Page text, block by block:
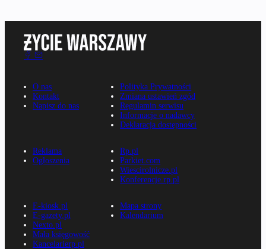
O nas
Kontakt
Napisz do nas
Polityka Prywatności
Zmiana ustawień zgód
Regulamin serwisu
Informacje o nadawcy
Deklaracja dostępności
Reklama
Ogłoszenia
Rp.pl
Parkiet.com
Wiescirolnicze.pl
Konferencje.rp.pl
E-kiosk.pl
E-gazety.pl
Nexto.pl
Mała księgowość
Kancelarierp.pl
Mapa strony
Kalendarium